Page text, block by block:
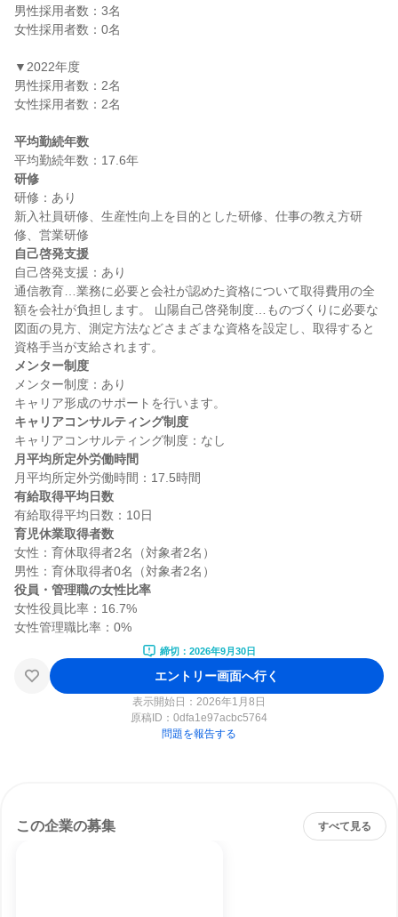
男性採用者数：3名
女性採用者数：0名
▼2022年度
男性採用者数：2名
女性採用者数：2名
平均勤続年数
研修
研修：あり
新入社員研修、生産性向上を目的とした研修、仕事の教え方研
自己啓発支援
自己啓発支援：あり
通信教育…業務に必要と会社が認めた資格について取得費用の全
額を会社が負担します。 山陽自己啓発制度…ものづくりに必要な
図面の見方、測定方法などさまざまな資格を設定し、取得すると
メンター制度
メンター制度：あり
キャリアコンサルティング制度
月平均所定外労働時間
有給取得平均日数
育児休業取得者数
女性：育休取得者2名（対象者2名）
役員・管理職の女性比率
女性役員比率：16.7%
締切：2026年9月30日
エントリー画面へ行く
表示開始日：2026年1月8日
原稿ID： 0dfa1e97acbc5764
問題を報告する
この企業の募集 すべて見る